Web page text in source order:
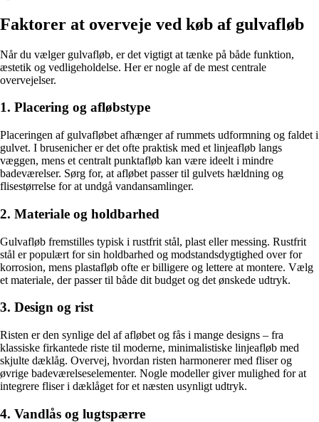
Faktorer at overveje ved køb af gulvafløb
Når du vælger gulvafløb, er det vigtigt at tænke på både funktion,
æstetik og vedligeholdelse. Her er nogle af de mest centrale
overvejelser.
1. Placering og afløbstype
Placeringen af gulvafløbet afhænger af rummets udformning og faldet i
gulvet. I brusenicher er det ofte praktisk med et linjeafløb langs
væggen, mens et centralt punktafløb kan være ideelt i mindre
badeværelser. Sørg for, at afløbet passer til gulvets hældning og
flisestørrelse for at undgå vandansamlinger.
2. Materiale og holdbarhed
Gulvafløb fremstilles typisk i rustfrit stål, plast eller messing. Rustfrit
stål er populært for sin holdbarhed og modstandsdygtighed over for
korrosion, mens plastafløb ofte er billigere og lettere at montere. Vælg
et materiale, der passer til både dit budget og det ønskede udtryk.
3. Design og rist
Risten er den synlige del af afløbet og fås i mange designs – fra
klassiske firkantede riste til moderne, minimalistiske linjeafløb med
skjulte dæklåg. Overvej, hvordan risten harmonerer med fliser og
øvrige badeværelseselementer. Nogle modeller giver mulighed for at
integrere fliser i dæklåget for et næsten usynligt udtryk.
4. Vandlås og lugtspærre